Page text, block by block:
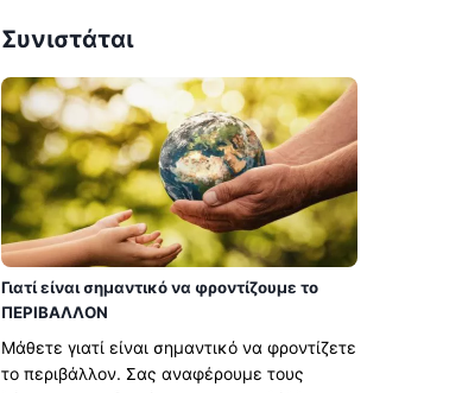
Συνιστάται
Γιατί είναι σημαντικό να φροντίζουμε το
ΠΕΡΙΒΑΛΛΟΝ
Μάθετε γιατί είναι σημαντικό να φροντίζετε
το περιβάλλον. Σας αναφέρουμε τους